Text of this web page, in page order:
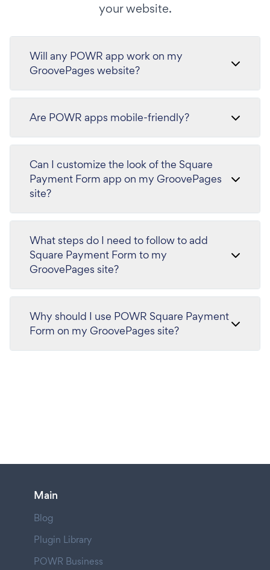
your website.
Will any POWR app work on my
GroovePages website?
Are POWR apps mobile-friendly?
Can I customize the look of the Square
Payment Form app on my GroovePages
site?
What steps do I need to follow to add
Square Payment Form to my
GroovePages site?
Why should I use POWR Square Payment
Form on my GroovePages site?
Main
Blog
Plugin Library
POWR Business